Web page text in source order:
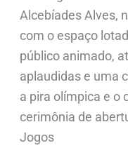
Alcebíades Alves,
com o espaço
público animado,
aplaudidas e uma
a pira olímpica e o
cerimônia de
Jogos